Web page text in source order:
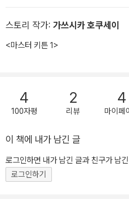
각광을 받고 있으며, 서구적인 내용이 많다. 어려서부터 자신은
히 현실적이라고 생각했기에 만화가로
군인이 전투 인스트럭트로 활약하며
을 보호하는 작품 「파인애플 아미」를
가 중의 한 사람으로 성장하였다. 뛰어난 장면전환 능력과 완벽한 연
출을 자랑하는 우라사와 나오키의 작품
이 적절하게 배치되어 독자들에게 크게
운 스타일이 아니면서도, 진부한 과거
스토리 작가: 가쓰시카 호쿠세이
<마스터 키튼 1>
4
100자평
2
리뷰
4
마이페
이 책에 내가 남긴 글
로그인하면 내가 남긴 글과 친구가 남
로그인하기